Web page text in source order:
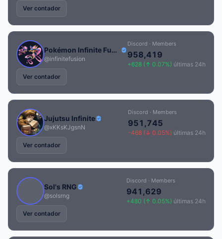
Ver contador
Pokémon Infinite Fusion
@infinitefusion
Discord · Members
958,419
+628 (↑ 0.07%) últimas 24h
Ver contador
Jujutsu Infinite
@xKKsKJgsnN
Discord · Members
951,745
-468 (↓ 0.05%) últimas 24h
Ver contador
Sol's RNG
@solsrng
Discord · Members
941,629
+480 (↑ 0.05%) últimas 24h
Ver contador